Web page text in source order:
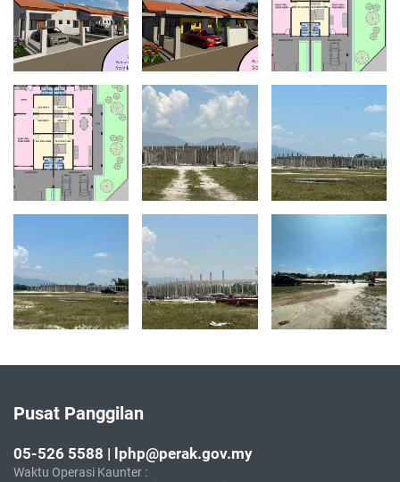
Pusat Panggilan
05-526 5588 | lphp@perak.gov.my
Waktu Operasi Kaunter :